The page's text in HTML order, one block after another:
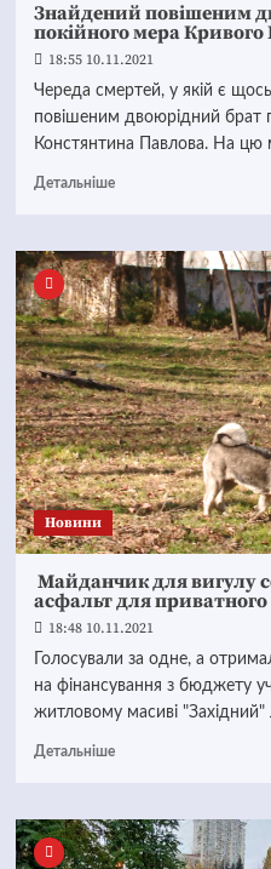
Знайдений повішеним
покійного мера Кривого
18:55 10.11.2021
Череда смертей, у якій є
повішеним двоюрідний брат
Констянтина Павлова. На цю
Детальніше
Новини
Майданчик для вигулу
асфальт для приватного
18:48 10.11.2021
Голосували за одне, а
на фінансування з бюджету
житловому масиві
Детальніше